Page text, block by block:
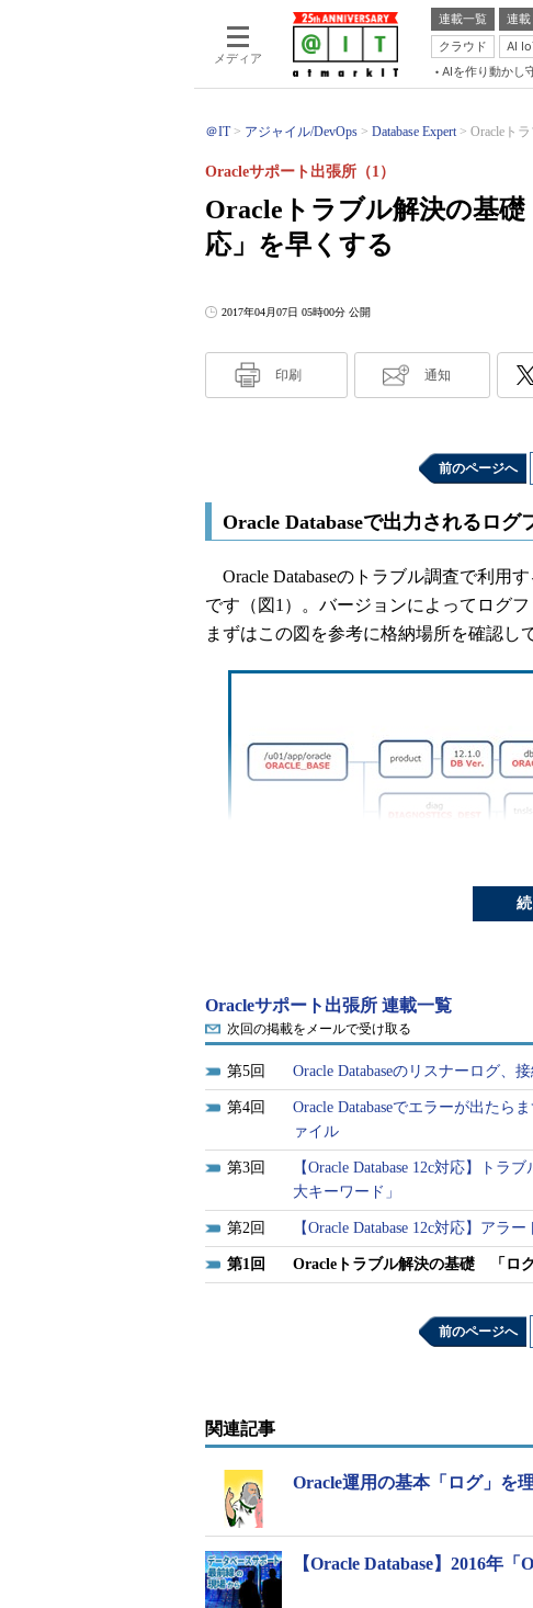
メディア
連載一覧 連
クラウド
AI
AIを作り動かし
＠IT アジャイル/DevOps Database Expert Oracleト
Oracleトラブル解決の基
応」を早くする
Oracleサポート出張所（1）
2017年04月07日 05時00分 公開
印刷 通知
前のページへ
Oracle Databaseで出力されるロ
Oracle Databaseのトラブル調査で利用
です（図1）。バージョンによってログ
まずはこの図を参考に格納場所を確認し
図1 Oracle Databaseで出力されるログファイルの格
概要
アラートログ
インスタンスで発生したエラーや、
／停止／パラメーター変更などの管
作のメッセージ履歴。初期化パラメ
ーやバージョン12.1.0.2以降では適
ル
報もヘッダに出力される
インシデントフ
ァイル
（V$DIAG_CRITICAL_ERROR／
00600／ORA-00700）が発生した場
Oracleサポート出張所 連載一覧
次回の掲載をメールで受け取る
5 Oracle Databaseのリスナーログ、
4
Oracle Databaseでエラーが出た
ァイル
3
【Oracle Database 12c対応】ト
大キーワード」
2 【Oracle Database 12c対応】ア
1 Oracleトラブル解決の基礎 「ロ
前のページへ
関連記事
Oracle運用の基本「ログ」を
【Oracle Database】2016年